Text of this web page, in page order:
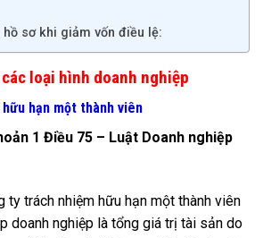
hồ sơ khi giảm vốn điều lệ:
loại hình doanh nghiệp
hạn một thành viên
1 Điều 75 – Luật Doanh nghiệp
ty trách nhiệm hữu hạn một thành viên
doanh nghiệp là tổng giá trị tài sản do